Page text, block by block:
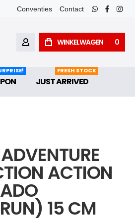
Conventies Contact
whatsapp
facebook
ACCOUNTWINKELWAGEN 0
JUST ARRIVED
FRESH STOCK
ACTION
15 CM